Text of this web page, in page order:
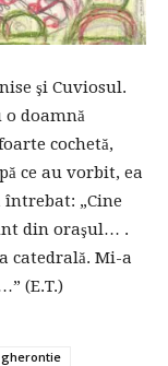
şi Cuviosul.
o doamnă
cochetă,
ce au vorbit, ea
„Cine
din oraşul… .
catedrală. Mi-a
(E.T.)
gherontie